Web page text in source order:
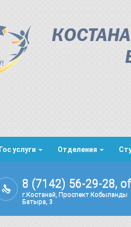
Гос услуги Отделения
8 (7142) 56-29-28,
г.Костанай, Проспект Кобыланды
Батыра, 3